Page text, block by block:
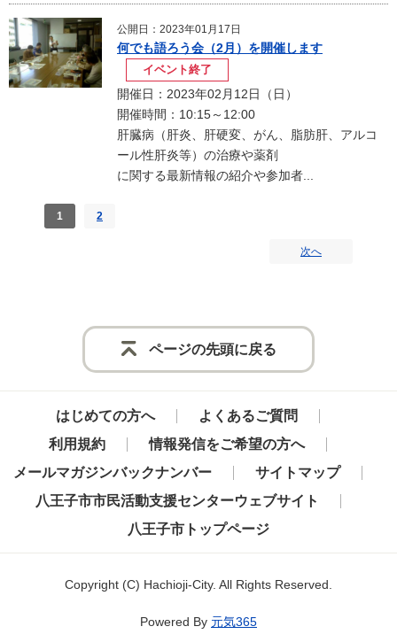
公開日：2023年01月17日
何でも語ろう会（2月）を開催します
イベント終了
開催日：2023年02月12日（日）
開催時間：10:15～12:00
肝臓病（肝炎、肝硬変、がん、脂肪肝、アルコ
ール性肝炎等）の治療や薬剤
に関する最新情報の紹介や参加者...
1 2
次へ
ページの先頭に戻る
はじめての方へ
よくあるご質問
利用規約
情報発信をご希望の方へ
メールマガジンバックナンバー
サイトマップ
八王子市市民活動支援センターウェブサイト
八王子市トップページ
Copyright (C) Hachioji-City. All Rights Reserved.
Powered By 元気365